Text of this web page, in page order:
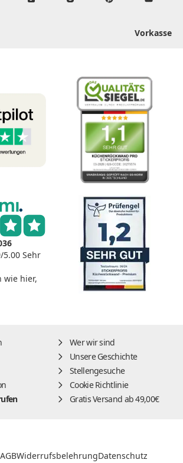
Vorkasse
5.00 Sehr
wie hier,
Wer wir sind
Unsere Geschichte
Stellengesuche
Cookie Richtlinie
Gratis Versand ab 49,00€
AGBWiderrufsbelehrungDatenschutz